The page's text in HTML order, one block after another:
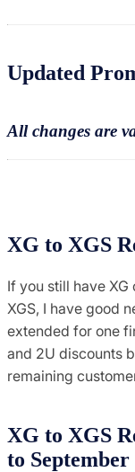
Updated
All changes are
XG to XGS
If you still have
XGS, I have good
extended for one
and 2U discounts
remaining
XG to XGS
to September